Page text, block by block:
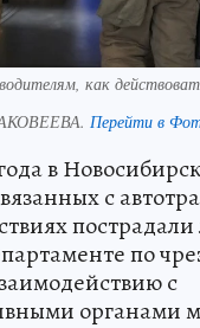
как
Перейти в
в
с
по
с
органами